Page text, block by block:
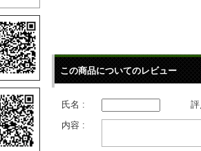
この商品についてのレビュー
氏名 :
内容 :